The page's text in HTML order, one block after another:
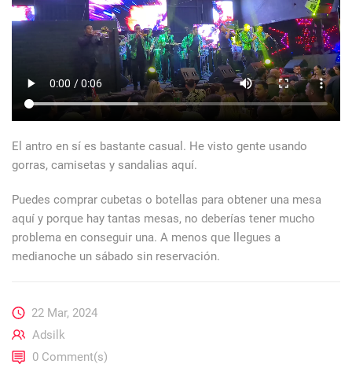
El antro en sí es bastante casual. He visto gente usando
gorras, camisetas y sandalias aquí.
Puedes comprar cubetas o botellas para obtener una mesa
aquí y porque hay tantas mesas, no deberías tener mucho
problema en conseguir una. A menos que llegues a
medianoche un sábado sin reservación.
22 Mar, 2024
Adsilk
0 Comment(s)